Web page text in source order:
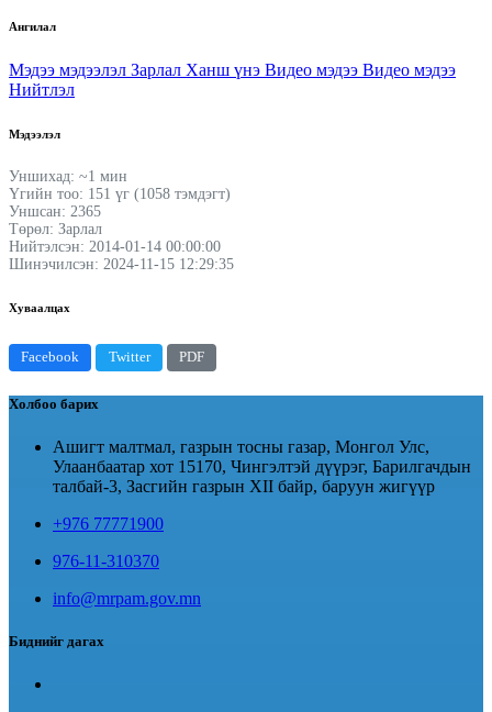
Ангилал
Мэдээ мэдээлэл Зарлал Ханш үнэ Видео мэдээ Видео мэдээ
Нийтлэл
Мэдээлэл
Уншихад: ~1 мин
Үгийн тоо: 151 үг (1058 тэмдэгт)
Уншсан: 2365
Төрөл: Зарлал
Нийтэлсэн: 2014-01-14 00:00:00
Шинэчилсэн: 2024-11-15 12:29:35
Хуваалцах
Facebook Twitter PDF
Холбоо барих
Ашигт малтмал, газрын тосны газар, Монгол Улс,
Улаанбаатар хот 15170, Чингэлтэй дүүрэг, Барилгачдын
талбай-3, Засгийн газрын XII байр, баруун жигүүр
+976 77771900
976-11-310370
info@mrpam.gov.mn
Биднийг дагах